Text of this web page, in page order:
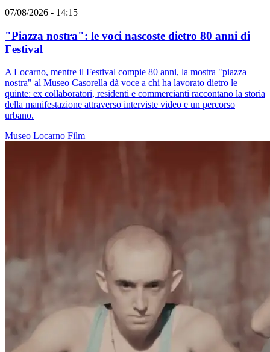
07/08/2026 - 14:15
"Piazza nostra": le voci nascoste dietro 80 anni di
Festival
A Locarno, mentre il Festival compie 80 anni, la mostra "piazza
nostra" al Museo Casorella dà voce a chi ha lavorato dietro le
quinte: ex collaboratori, residenti e commercianti raccontano la storia
della manifestazione attraverso interviste video e un percorso
urbano.
Museo Locarno Film